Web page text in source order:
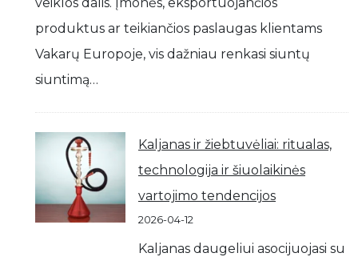
produktus ar teikiančios paslaugas klientams
Vakarų Europoje, vis dažniau renkasi siuntų
siuntimą…
Kaljanas ir žiebtuvėliai: ritualas,
technologija ir šiuolaikinės
vartojimo tendencijos
2026-04-12
Kaljanas daugeliui asocijuojasi su